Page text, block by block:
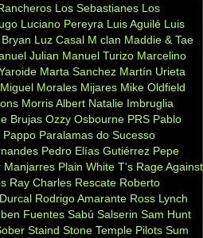
Los Sebastianes Los
Luciano Pereyra Luis Aguilé Luis
Luz Casal M clan Maddie & Tae
Julian Manuel Turizo Marcelino
Marta Sanchez Martín Urieta
Miguel Morales Mijares Mike Oldfield
Morris Albert Natalie Imbruglia
Brujas Ozzy Osbourne PRS Pablo
Pappo Paralamas do Sucesso
Pedro Elías Gutiérrez Pepe
Manjarres Plain White T's Rage Against
Ray Charles Rescate Roberto
Rodrigo Amarante Ross Lynch
Fuentes Sabú Salserin Sam Hunt
Staind Stone Temple Pilots Sum